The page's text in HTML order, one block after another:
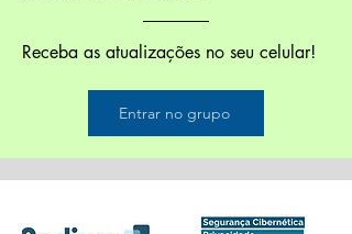
Receba as atualizações no seu celular!
Entrar no grupo